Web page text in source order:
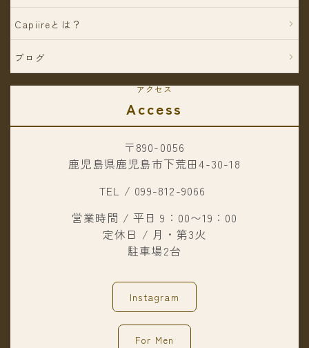
Capiireとは？
ブログ
アクセス
Access
〒890-0056
鹿児島県鹿児島市下荒田4-30-18
TEL / 099-812-9066
営業時間 / 平日 9：00〜19：00
定休日 / 月・第3火
駐車場2台
Instagram
For Men